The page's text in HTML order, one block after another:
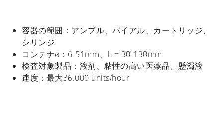
容器の範囲：アンプル、バイアル、カートリッジ、
シリンジ
コンテナø：6-51mm、h = 30-130mm
検査対象製品：液剤、粘性の高い医薬品、懸濁液
速度：最大36.000 units/hour